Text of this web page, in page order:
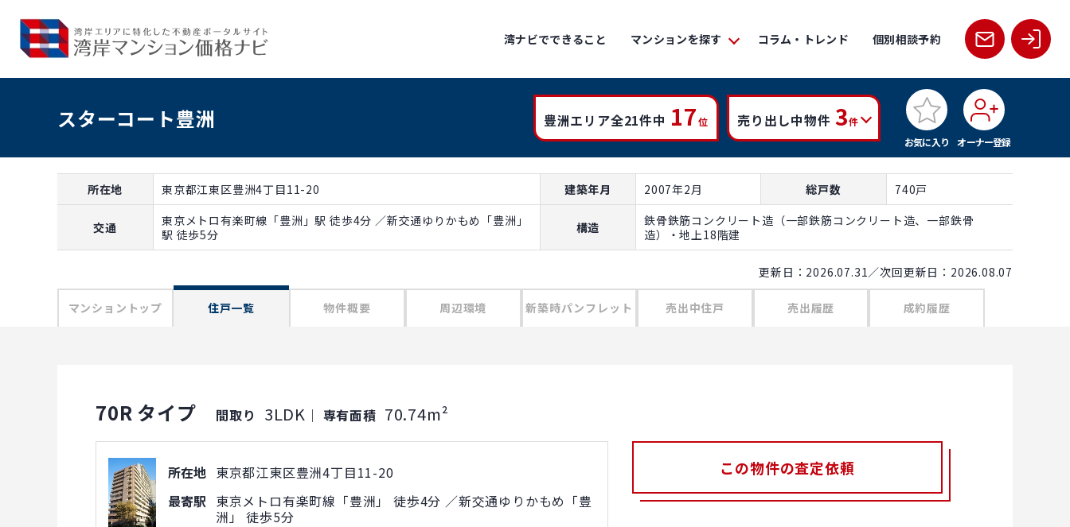
湾ナビでできること マンションを探す コラム・トレンド 個別相談予約
スターコート豊洲 豊洲エリア全21件中 17位 売り出し中物件 3件
お気に入り
オーナー登録
所在地 東京都江東区豊洲4丁目11-20 建築年月 2007年2月 総戸数 740戸
交通
東京メトロ有楽町線「豊洲」駅 徒歩4分 ／新交通ゆりかもめ「豊洲」
駅 徒歩5分
構造
鉄骨鉄筋コンクリート造（一部鉄筋コンクリート造、一部鉄骨
造）・地上18階建
更新日：2026.07.31／次回更新日：2026.08.07
マンショントップ 住戸一覧 物件概要 周辺環境 新築時パンフレット 売出中住戸 売出履歴 成約履歴
70R タイプ 間取り 3LDK ｜ 専有面積 70.74m²
所在地 東京都江東区豊洲4丁目11-20
最寄駅 東京メトロ有楽町線「豊洲」 徒歩4分 ／新交通ゆりかもめ「豊
洲」 徒歩5分
この物件の査定依頼